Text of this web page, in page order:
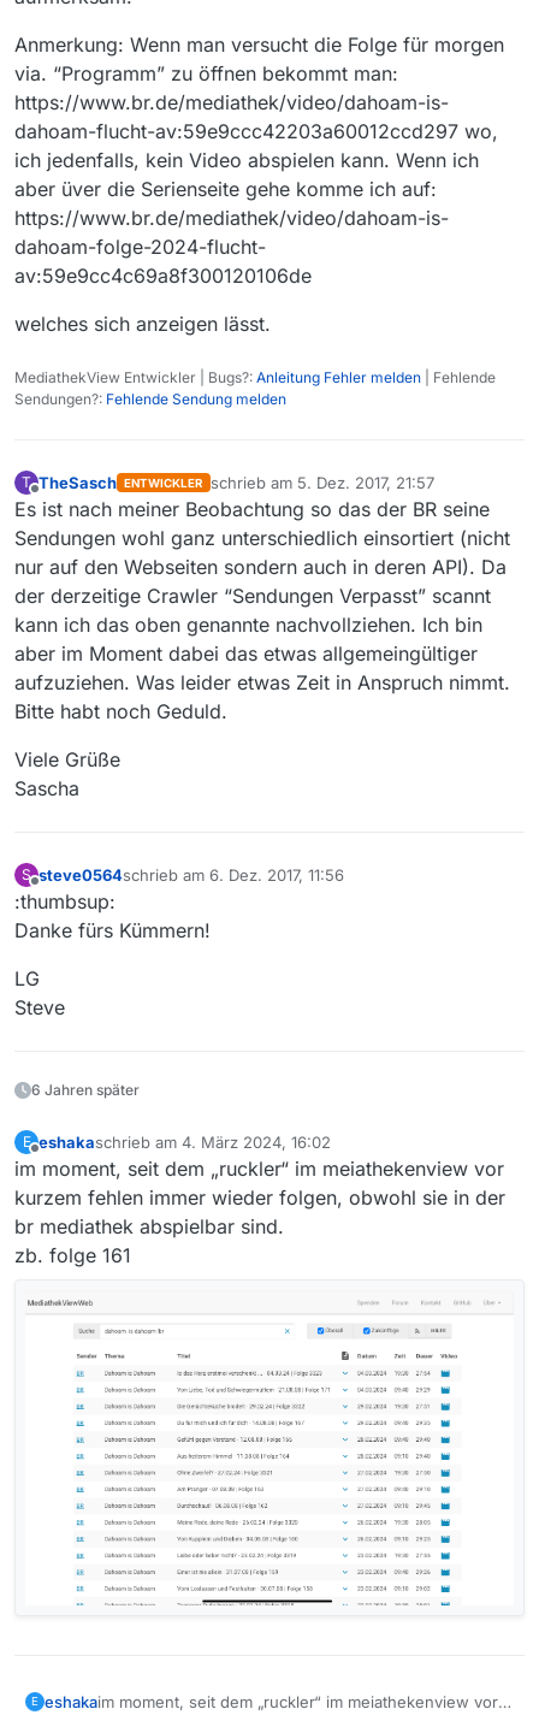
Anmerkung: Wenn man versucht die Folge für morgen
via. “Programm” zu öffnen bekommt man:
https://www.br.de/mediathek/video/dahoam-is-
dahoam-flucht-av:59e9ccc42203a60012ccd297 wo,
ich jedenfalls, kein Video abspielen kann. Wenn ich
aber üver die Serienseite gehe komme ich auf:
https://www.br.de/mediathek/video/dahoam-is-
dahoam-folge-2024-flucht-
av:59e9cc4c69a8f300120106de
welches sich anzeigen lässt.
MediathekView Entwickler | Bugs?: Anleitung Fehler melden | Fehlende
Sendungen?: Fehlende Sendung melden
T
Offline
TheSasch ENTWICKLER schrieb am 5. Dez. 2017, 21:57
zuletzt editiert von
Es ist nach meiner Beobachtung so das der BR seine
Sendungen wohl ganz unterschiedlich einsortiert (nicht
nur auf den Webseiten sondern auch in deren API). Da
der derzeitige Crawler “Sendungen Verpasst” scannt
kann ich das oben genannte nachvollziehen. Ich bin
aber im Moment dabei das etwas allgemeingültiger
aufzuziehen. Was leider etwas Zeit in Anspruch nimmt.
Bitte habt noch Geduld.
Viele Grüße
Sascha
S
Offline
steve0564schrieb am 6. Dez. 2017, 11:56
zuletzt editiert von
:thumbsup:
Danke fürs Kümmern!
LG
Steve
6 Jahren später
E eshakaschrieb am 4. März 2024, 16:02
zuletzt editiert von
im moment, seit dem „ruckler“ im meiathekenview vor
kurzem fehlen immer wieder folgen, obwohl sie in der
br mediathek abspielbar sind.
zb. folge 161
E eshakaim moment, seit dem „ruckler“ im meiathekenview vor